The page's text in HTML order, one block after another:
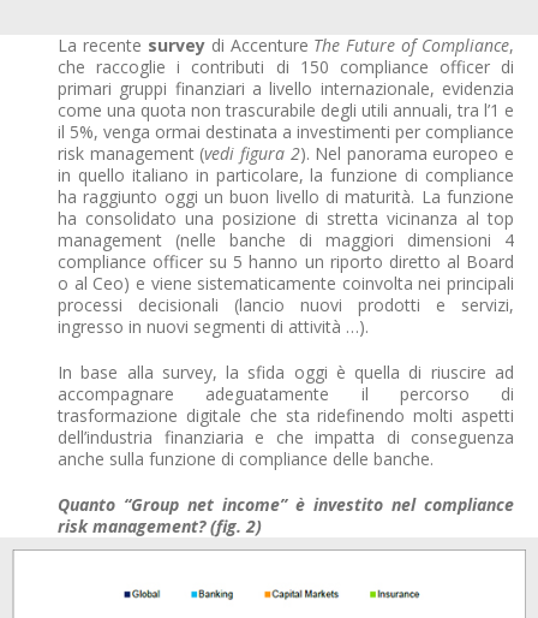
La recente surveydi Accenture The Future of Compliance,
che raccoglie i contributi di 150 compliance officer di
primari gruppi finanziari a livello internazionale, evidenzia
come una quota non trascurabile degli utili annuali, tra l’1 e
il 5%, venga ormai destinata a investimenti per compliance
risk management (vedi figura 2). Nel panorama europeo e
in quello italiano in particolare, la funzione di compliance
ha raggiunto oggi un buon livello di maturità. La funzione
ha consolidato una posizione di stretta vicinanza al top
management (nelle banche di maggiori dimensioni 4
compliance officer su 5 hanno un riporto diretto al Board
o al Ceo) e viene sistematicamente coinvolta nei principali
processi decisionali (lancio nuovi prodotti e servizi,
ingresso in nuovi segmenti di attività …).
In base alla survey, la sfida oggi è quella di riuscire ad
accompagnare adeguatamente il percorso di
trasformazione digitale che sta ridefinendo molti aspetti
dell’industria finanziaria e che impatta di conseguenza
anche sulla funzione di compliance delle banche.
Quanto “Group net income” è investito nel compliance
risk management? (fig. 2)